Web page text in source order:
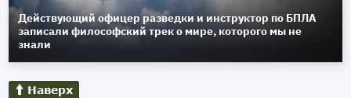
Действующий офицер разведки и инструктор по БПЛА
записали философский трек о мире, которого мы не
знали
Наверх